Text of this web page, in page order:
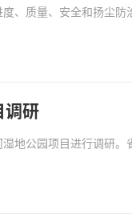
、质量、安全和扬尘
调研
地公园项目进行调研